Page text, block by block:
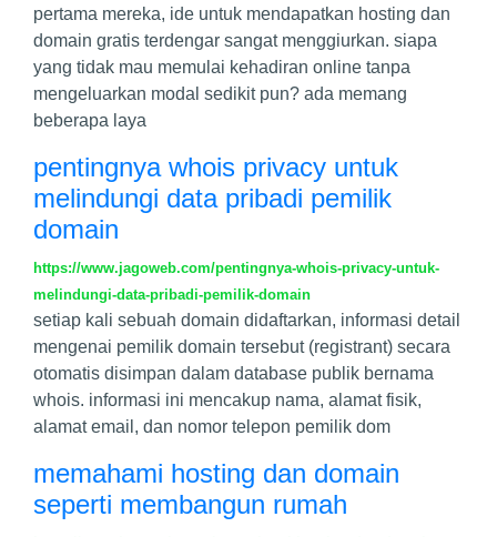
pertama mereka, ide untuk mendapatkan hosting dan
domain gratis terdengar sangat menggiurkan. siapa
yang tidak mau memulai kehadiran online tanpa
mengeluarkan modal sedikit pun? ada memang
beberapa laya
pentingnya whois privacy untuk
melindungi data pribadi pemilik
domain
https://www.jagoweb.com/pentingnya-whois-privacy-untuk-
melindungi-data-pribadi-pemilik-domain
setiap kali sebuah domain didaftarkan, informasi detail
mengenai pemilik domain tersebut (registrant) secara
otomatis disimpan dalam database publik bernama
whois. informasi ini mencakup nama, alamat fisik,
alamat email, dan nomor telepon pemilik dom
memahami hosting dan domain
seperti membangun rumah